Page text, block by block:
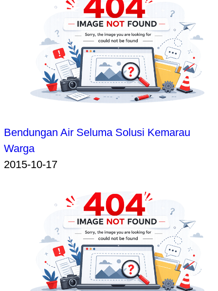
Bendungan Air Seluma Solusi Kemarau
Warga
2015-10-17